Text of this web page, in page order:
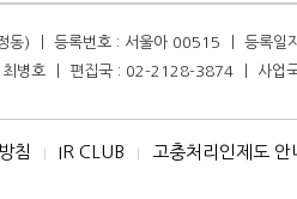
동) ㅣ 등록번호 : 서울아 00515 ㅣ 등록
최병호 ㅣ 편집국 : 02-2128-3874 ㅣ 사
침 I IR CLUB I 고충처리인제도 안